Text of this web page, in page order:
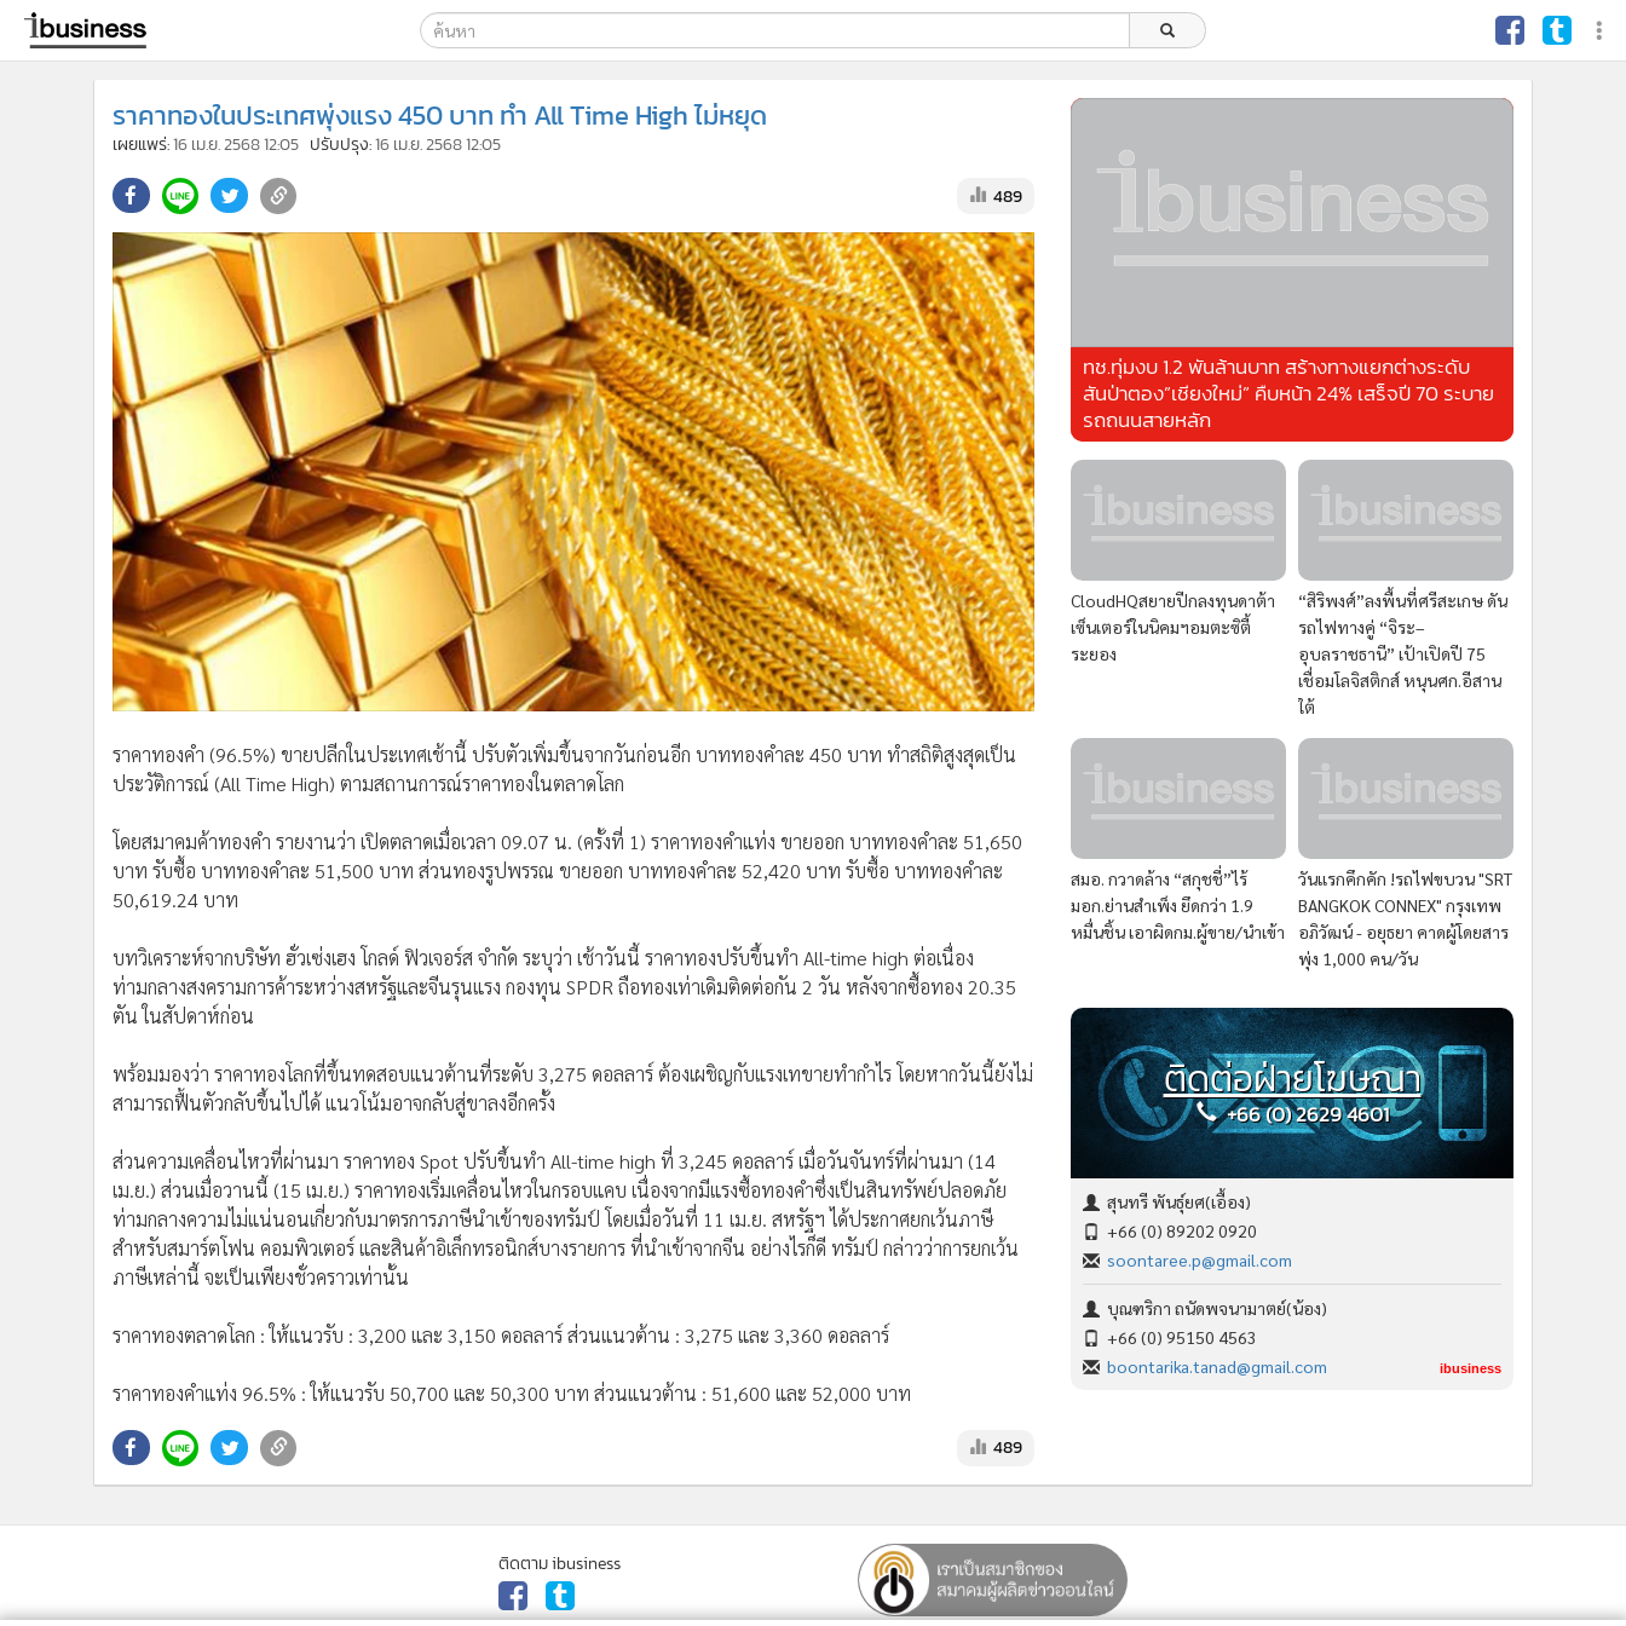
ค้นหา
Google
ค้นหาขั้นสูง
ราคาทองในประเทศพุ่งแรง 450 บาท ทำ All Time High ไม่หยุด
เผยแพร่:16 เม.ย. 2568 12:05 ปรับปรุง:16 เม.ย. 2568 12:05
489
ราคาทองคำ (96.5%) ขายปลีกในประเทศเช้านี้ ปรับตัวเพิ่มขึ้นจากวันก่อนอีก บาททองคำละ 450 บาท ทำสถิติสูงสุดเป็น
ประวัติการณ์ (All Time High) ตามสถานการณ์ราคาทองในตลาดโลก
โดยสมาคมค้าทองคำ รายงานว่า เปิดตลาดเมื่อเวลา 09.07 น. (ครั้งที่ 1) ราคาทองคำแท่ง ขายออก บาททองคำละ 51,650
บาท รับซื้อ บาททองคำละ 51,500 บาท ส่วนทองรูปพรรณ ขายออก บาททองคำละ 52,420 บาท รับซื้อ บาททองคำละ
50,619.24 บาท
บทวิเคราะห์จากบริษัท ฮั่วเซ่งเฮง โกลด์ ฟิวเจอร์ส จำกัด ระบุว่า เช้าวันนี้ ราคาทองปรับขึ้นทำ All-time high ต่อเนื่อง
ท่ามกลางสงครามการค้าระหว่างสหรัฐและจีนรุนแรง กองทุน SPDR ถือทองเท่าเดิมติดต่อกัน 2 วัน หลังจากซื้อทอง 20.35
ตัน ในสัปดาห์ก่อน
พร้อมมองว่า ราคาทองโลกที่ขึ้นทดสอบแนวต้านที่ระดับ 3,275 ดอลลาร์ ต้องเผชิญกับแรงเทขายทำกำไร โดยหากวันนี้ยังไม่
สามารถฟื้นตัวกลับขึ้นไปได้ แนวโน้มอาจกลับสู่ขาลงอีกครั้ง
ส่วนความเคลื่อนไหวที่ผ่านมา ราคาทอง Spot ปรับขึ้นทำ All-time high ที่ 3,245 ดอลลาร์ เมื่อวันจันทร์ที่ผ่านมา (14
เม.ย.) ส่วนเมื่อวานนี้ (15 เม.ย.) ราคาทองเริ่มเคลื่อนไหวในกรอบแคบ เนื่องจากมีแรงซื้อทองคำซึ่งเป็นสินทรัพย์ปลอดภัย
ท่ามกลางความไม่แน่นอนเกี่ยวกับมาตรการภาษีนำเข้าของทรัมป์ โดยเมื่อวันที่ 11 เม.ย. สหรัฐฯ ได้ประกาศยกเว้นภาษี
สำหรับสมาร์ตโฟน คอมพิวเตอร์ และสินค้าอิเล็กทรอนิกส์บางรายการ ที่นำเข้าจากจีน อย่างไรก็ดี ทรัมป์ กล่าวว่าการยกเว้น
ภาษีเหล่านี้ จะเป็นเพียงชั่วคราวเท่านั้น
ราคาทองตลาดโลก : ให้แนวรับ : 3,200 และ 3,150 ดอลลาร์ ส่วนแนวต้าน : 3,275 และ 3,360 ดอลลาร์
ราคาทองคำแท่ง 96.5% : ให้แนวรับ 50,700 และ 50,300 บาท ส่วนแนวต้าน : 51,600 และ 52,000 บาท
489
ทช.ทุ่มงบ 1.2 พันล้านบาท สร้างทางแยกต่างระดับ
สันป่าตอง”เชียงใหม่” คืบหน้า 24% เสร็จปี 70 ระบาย
รถถนนสายหลัก
CloudHQสยายปีกลงทุนดาต้า
เซ็นเตอร์ในนิคมฯอมตะซิตี้
ระยอง
“สิริพงศ์”ลงพื้นที่ศรีสะเกษ ดัน
รถไฟทางคู่ “จิระ–
อุบลราชธานี” เป้าเปิดปี 75
เชื่อมโลจิสติกส์ หนุนศก.อีสาน
ใต้
สมอ. กวาดล้าง “สกุชชี่”ไร้
มอก.ย่านสำเพ็ง ยึดกว่า 1.9
หมื่นชิ้น เอาผิดกม.ผู้ขาย/นำเข้า
วันแรกคึกคัก !รถไฟขบวน "SRT
BANGKOK CONNEX" กรุงเทพ
อภิวัฒน์ - อยุธยา คาดผู้โดยสาร
พุ่ง 1,000 คน/วัน
ติดต่อฝ่ายโฆษณา
+66 (0) 2629 4601
สุนทรี พันธุ์ยศ(เอื้อง)
+66 (0) 89202 0920
soontaree.p@gmail.com
บุณฑริกา ถนัดพจนามาตย์(น้อง)
+66 (0) 95150 4563
boontarika.tanad@gmail.com
ibusiness
ติดตาม ibusiness